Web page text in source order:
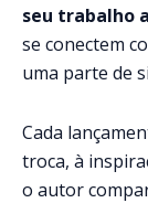
seu trabalho
se conectem
uma parte de
Cada
troca, à
o autor